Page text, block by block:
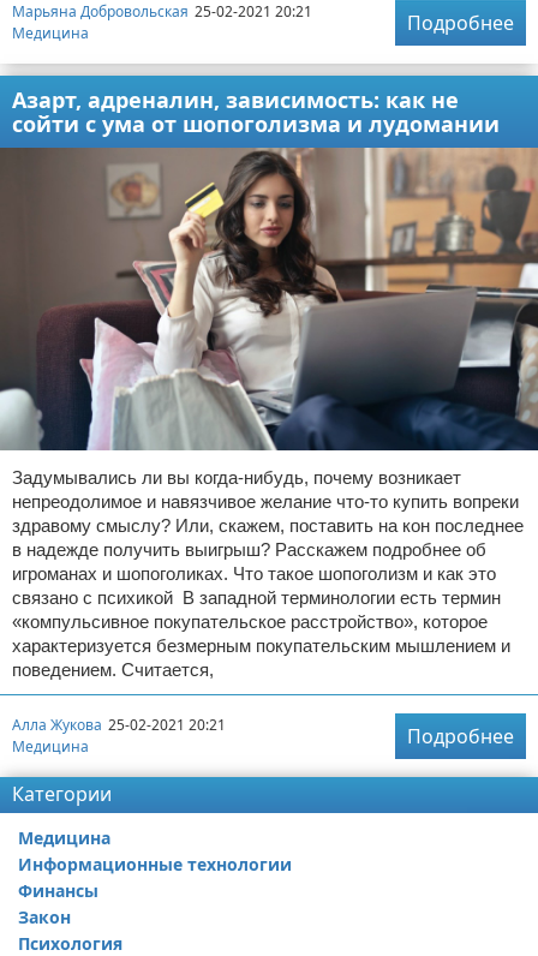
Марьяна Добровольская 25-02-2021 20:21
Медицина
Подробнее
Азарт, адреналин, зависимость: как не
сойти с ума от шопоголизма и лудомании
Задумывались ли вы когда-нибудь, почему возникает
непреодолимое и навязчивое желание что-то купить вопреки
здравому смыслу? Или, скажем, поставить на кон последнее
в надежде получить выигрыш? Расскажем подробнее об
игроманах и шопоголиках. Что такое шопоголизм и как это
связано с психикой В западной терминологии есть термин
«компульсивное покупательское расстройство», которое
характеризуется безмерным покупательским мышлением и
поведением. Считается,
Алла Жукова 25-02-2021 20:21
Медицина
Подробнее
Категории
Медицина
Информационные технологии
Финансы
Закон
Психология